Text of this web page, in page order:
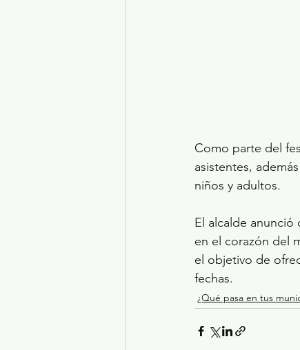
Como parte del
asistentes,
niños y adultos.
El alcalde
en el corazón del
el objetivo de
fechas.
¿Qué pasa en tus